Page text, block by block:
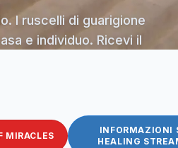
I ruscelli di guarigione
e individuo. Ricevi il
MIRACLES
INFORMAZIONI
HEALING